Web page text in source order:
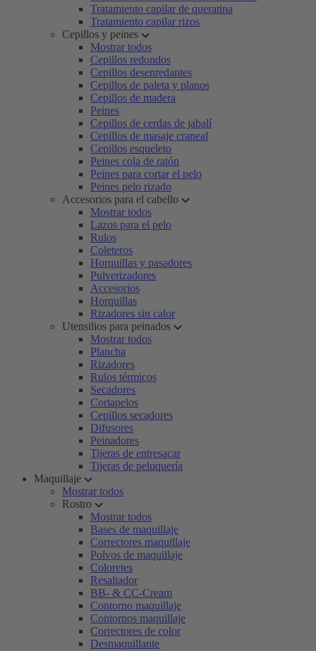
Tratamiento capilar de queratina
Tratamiento capilar rizos
Cepillos y peines
Mostrar todos
Cepillos redondos
Cepillos desenredantes
Cepillos de paleta y planos
Cepillos de madera
Peines
Cepillos de cerdas de jabalí
Cepillos de masaje craneal
Cepillos esqueleto
Peines cola de ratón
Peines para cortar el pelo
Peines pelo rizado
Accesorios para el cabello
Mostrar todos
Lazos para el pelo
Rulos
Coleteros
Horquillas y pasadores
Pulverizadores
Accesorios
Horquillas
Rizadores sin calor
Utensilios para peinados
Mostrar todos
Plancha
Rizadores
Rulos térmicos
Secadores
Cortapelos
Cepillos secadores
Difusores
Peinadores
Tijeras de entresacar
Tijeras de peluquería
Maquillaje
Mostrar todos
Rostro
Mostrar todos
Bases de maquillaje
Correctores maquillaje
Polvos de maquillaje
Coloretes
Resaltador
BB- & CC-Cream
Contorno maquillaje
Contornos maquillaje
Correctores de color
Desmaquillante